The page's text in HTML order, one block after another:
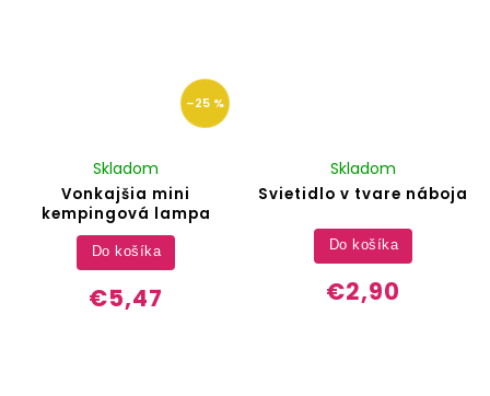
–25 %
Vonkajšia mini
kempingová lampa
Skladom
€5,47
Do košíka
Svietidlo v tvare náboja
Skladom
€2,90
Do košíka